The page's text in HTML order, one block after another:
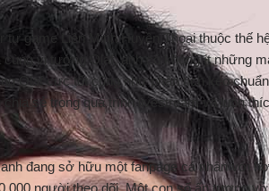
tự game Liên Minh Huyền Thoại thuộc thế
vị tướng Olaf, anh có không ít những
Olaf cực tốt cũng như phân tích kèo
sẻ trong quá trình livestream và luôn
đang sở hữu một fanpage cá nhân với